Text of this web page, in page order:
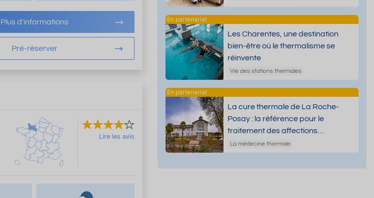
Plus d'informations
Pré-réserver
Lire les avis
Les Charentes, une destination
bien-être où le thermalisme se
réinvente
Vie des stations thermales
La cure thermale de La Roche-
Posay : la référence pour le
traitement des affections
dermatologiques
La médecine thermale